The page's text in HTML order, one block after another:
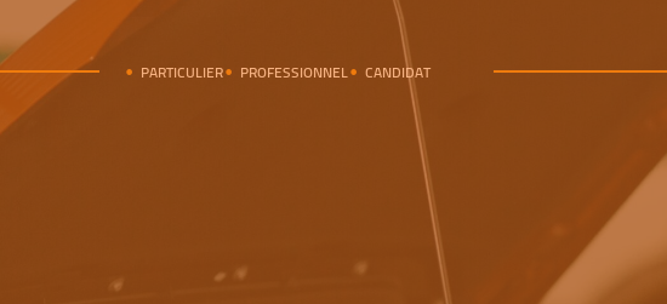
PARTICULIER PROFESSIONNEL CANDIDAT